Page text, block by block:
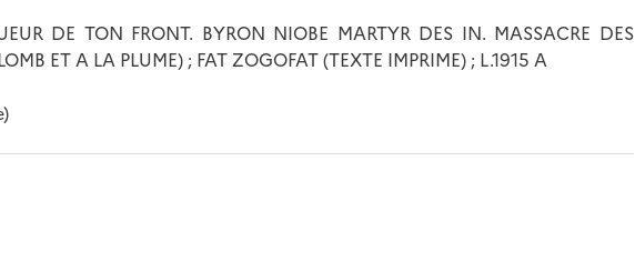
DE TON FRONT. BYRON NIOBE MARTYR DES IN. MASSACRE DES
ET A LA PLUME) ; FAT ZOGOFAT (TEXTE IMPRIME) ; L.1915 A